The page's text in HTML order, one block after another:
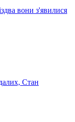
вони з'явилися
Стан